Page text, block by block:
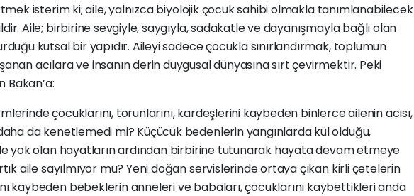
isterim ki; aile, yalnızca biyolojik çocuk sahibi olmakla tanımlanabilecek
Aile; birbirine sevgiyle, saygıyla, sadakatle ve dayanışmayla bağlı olan
kutsal bir yapıdır. Aileyi sadece çocukla sınırlandırmak, toplumun
acılara ve insanın derin duygusal dünyasına sırt çevirmektir. Peki
Bakan’a:
çocuklarını, torunlarını, kardeşlerini kaybeden binlerce ailenin acısı,
da kenetlemedi mi? Küçücük bedenlerin yangınlarda kül olduğu,
yok olan hayatların ardından birbirine tutunarak hayata devam etmeye
aile sayılmıyor mu? Yeni doğan servislerinde ortaya çıkan kirli çetelerin
kaybeden bebeklerin anneleri ve babaları, çocuklarını kaybettikleri anda